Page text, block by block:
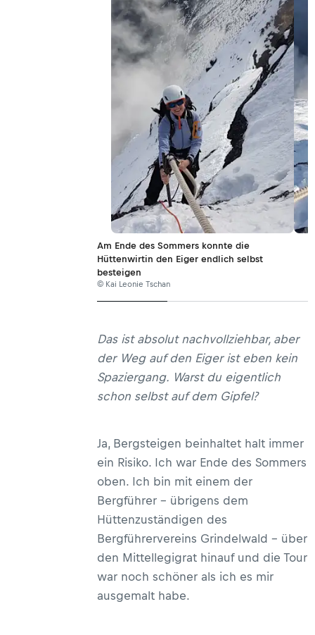
Am Ende des Sommers konnte die
Hüttenwirtin den Eiger endlich selbst
besteigen
© Kai Leonie Tschan
Das ist absolut nachvollziehbar, aber
der Weg auf den Eiger ist eben kein
Spaziergang. Warst du eigentlich
schon selbst auf dem Gipfel?
Ja, Bergsteigen beinhaltet halt immer
ein Risiko. Ich war Ende des Sommers
oben. Ich bin mit einem der
Bergführer­ – übrigens dem
Hüttenzuständigen des
Bergführervereins Grindelwald – über
den Mittellegigrat hinauf und die Tour
war noch schöner als ich es mir
ausgemalt habe.